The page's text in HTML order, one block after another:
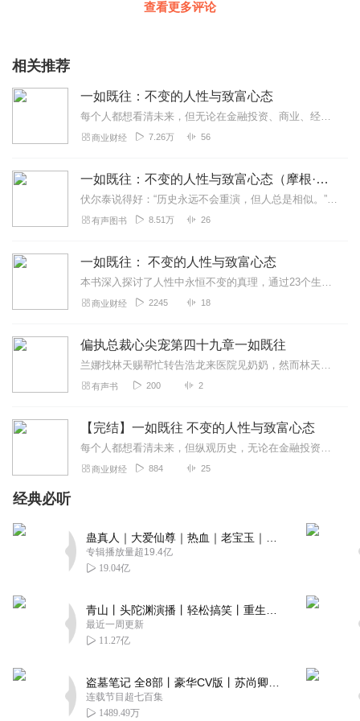
查看更多评论
相关推荐
一如既往：不变的人性与致富心态
每个人都想看清未来，但无论在金融投资、商业、经济，还是政治、社会学等领域，没有人能够真正做到这一点。我们必须承认世界永远变化，未知无法预测。与其预测接下来会发生...
商业财经 7.26万 56
一如既往：不变的人性与致富心态（摩根·豪泽尔）
伏尔泰说得好：“历史永远不会重演，但人总是相似。”在那些不变的东西中，最重要的是人的行为。每个人都想看清未来，但纵观历史，无论在金融投资、商业、经济，还是政治、...
有声图书 8.51万 26
一如既往： 不变的人性与致富心态
本书深入探讨了人性中永恒不变的真理，通过23个生动有趣的小故事，洞见历史、心理学和行为经济学，帮助读者在变幻的世界中把握人性的恒常模式，应对不确定性，优化决策，...
商业财经 2245 18
偏执总裁心尖宠第四十九章一如既往
兰娜找林天赐帮忙转告浩龙来医院见奶奶，然而林天都让她离开浩龙，哄奶奶的事交给他林天处理。
有声书 200 2
【完结】一如既往 不变的人性与致富心态
每个人都想看清未来，但纵观历史，无论在金融投资、商业、经济，还是政治、社会等领域，都没有人能够真正做到这一点。这本书的大前提是，承认世界永远变化，未知无法预测。...
商业财经 884 25
经典必听
专辑播放量超19.4亿
19.04亿
最近一周更新
11.27亿
连载节目超七百集
1489.49万